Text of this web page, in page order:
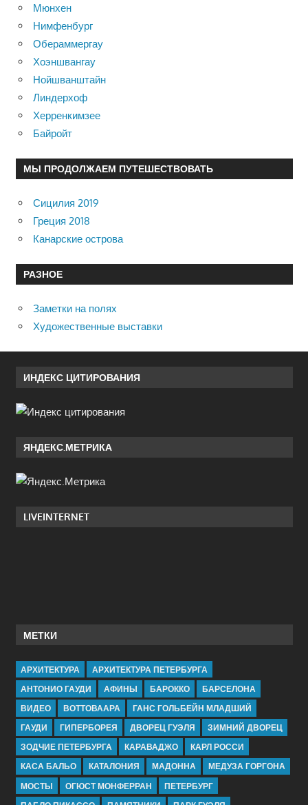
Мюнхен
Нимфенбург
Обераммергау
Хоэншвангау
Нойшванштайн
Линдерхоф
Херренкимзее
Байройт
МЫ ПРОДОЛЖАЕМ ПУТЕШЕСТВОВАТЬ
Сицилия 2019
Греция 2018
Канарские острова
РАЗНОЕ
Заметки на полях
Художественные выставки
ИНДЕКС ЦИТИРОВАНИЯ
ЯНДЕКС.МЕТРИКА
LIVEINTERNET
МЕТКИ
АРХИТЕКТУРА
АРХИТЕКТУРА ПЕТЕРБУРГА
АНТОНИО ГАУДИ
АФИНЫ БАРОККО
БАРСЕЛОНА
ВИДЕО
ВОТТОВААРА
ГАНС ГОЛЬБЕЙН МЛАДШИЙ
ГАУДИ
ГИПЕРБОРЕЯ ДВОРЕЦ ГУЭЛЯ
ЗИМНИЙ ДВОРЕЦ
ЗОДЧИЕ ПЕТЕРБУРГА
КАРАВАДЖО
КАРЛ РОССИ
КАСА БАЛЬО
КАТАЛОНИЯ МАДОННА
МЕДУЗА ГОРГОНА
МОСТЫ
ОГЮСТ МОНФЕРРАН
ПЕТЕРБУРГ